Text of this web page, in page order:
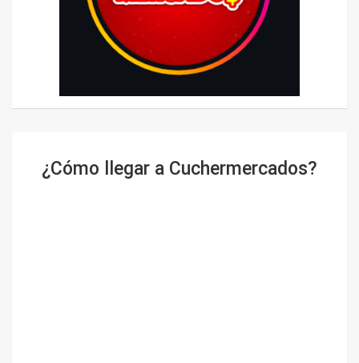
¿Cómo llegar a Cuchermercados?